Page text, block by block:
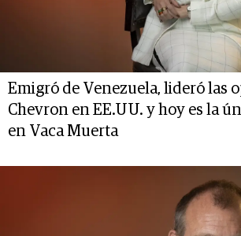
Emigró de Venezuela, lideró las
Chevron en EE.UU. y hoy es la
en Vaca Muerta